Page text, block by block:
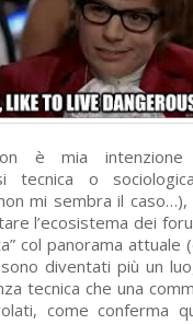
è mia intenzione
tecnica o
mi sembra il caso…),
l’ecosistema dei
col panorama attuale
diventati più un
tecnica che una
come conferma